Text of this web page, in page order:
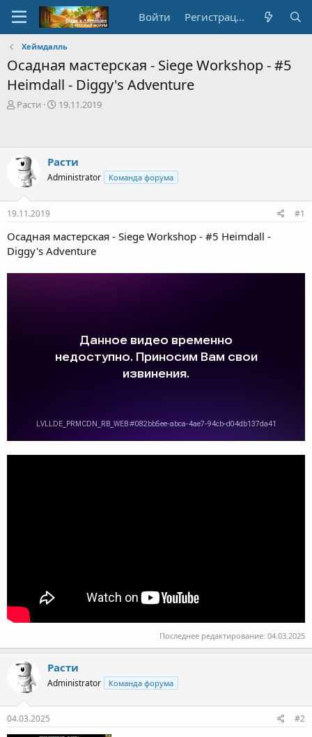
Войти Регистрация
Хеймдалль
Осадная мастерская - Siege Workshop - #5
Heimdall - Diggy's Adventure
А
т
е
м
ы
Расти
Д
о
з
а
я
19.11.2019
Расти
Administrator Команда форума
19.11.2019 #1
Осадная мастерская - Siege Workshop - #5 Heimdall -
Diggy's Adventure
Последнее редактирование: 04.03.2025
Расти
Administrator Команда форума
04.03.2025 #2